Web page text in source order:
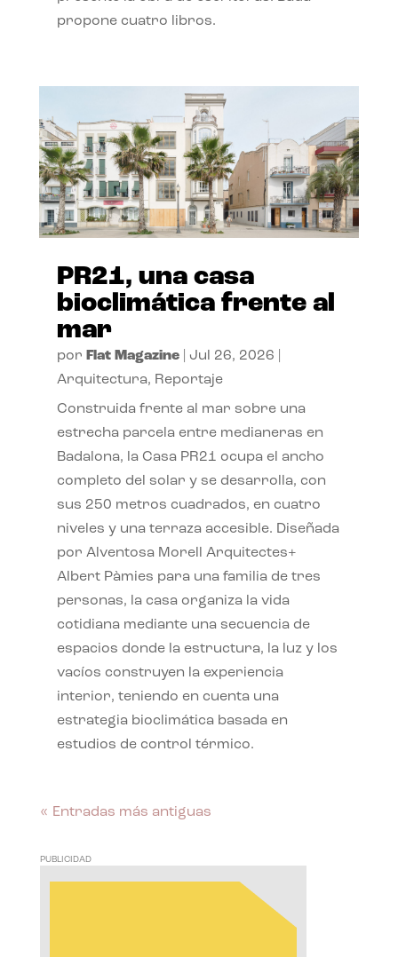
propone cuatro libros.
PR21, una casa
bioclimática frente al
mar
por Flat Magazine| Jul 26, 2026
Arquitectura, Reportaje
Construida frente al mar sobre una
estrecha parcela entre medianeras en
Badalona, la Casa PR21 ocupa el ancho
completo del solar y se desarrolla, con
sus 250 metros cuadrados, en cuatro
niveles y una terraza accesible. Diseñada
por Alventosa Morell Arquitectes+
Albert Pàmies para una familia de tres
personas, la casa organiza la vida
cotidiana mediante una secuencia de
espacios donde la estructura, la luz y los
vacíos construyen la experiencia
interior, teniendo en cuenta una
estrategia bioclimática basada en
estudios de control térmico.
« Entradas más antiguas
PUBLICIDAD